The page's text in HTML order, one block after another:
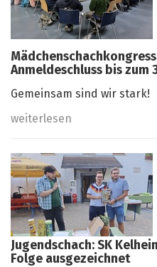
Anmeldeschluss bis zum
Gemeinsam sind wir stark!
weiterlesen
Jugendschach: SK
Folge ausgezeichnet